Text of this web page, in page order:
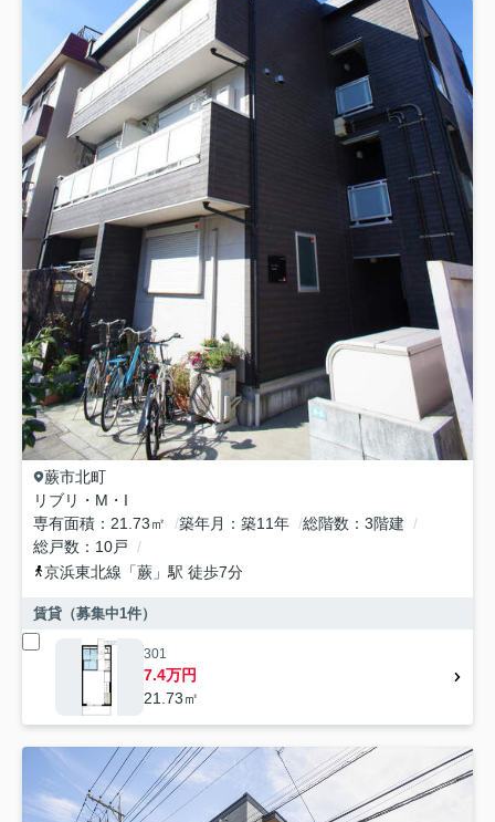
蕨市北町
リブリ・M・I
専有面積
21.73㎡ 築年月 築11年 総階数
3階建
総戸数
10戸
京浜東北線 「蕨 」駅 徒歩7分
賃貸（募集中1件）
301
7.4万円
21.73㎡